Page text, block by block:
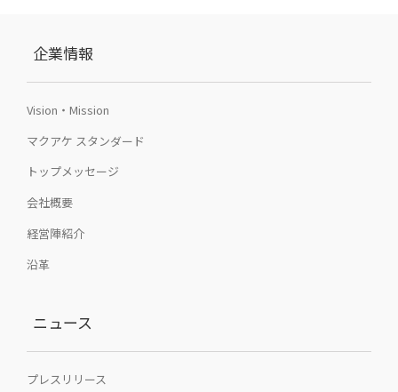
企業情報
Vision・Mission
マクアケ スタンダード
トップメッセージ
会社概要
経営陣紹介
沿革
ニュース
プレスリリース